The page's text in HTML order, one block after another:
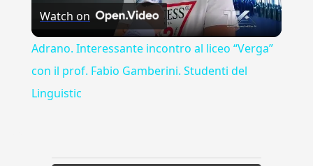
Video
Watch on
Adrano. Interessante incontro al liceo “Verga”
con il prof. Fabio Gamberini. Studenti del
Linguistic